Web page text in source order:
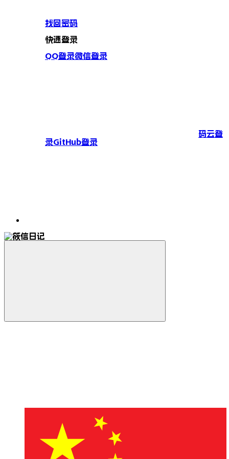
找回密码
快速登录
QQ登录微信登录
码云登
录GitHub登录